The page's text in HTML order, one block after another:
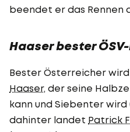
beendet er das Rennen
Haaser bester
Bester Österreicher
Haaser, der seine
kann und Siebenter wird
dahinter landet Patrick